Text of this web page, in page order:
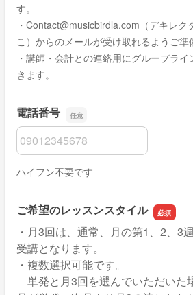
す。
・Contact@musicbirdla.com（デキレク
こ）からのメールが受け取れるようご準
・​講師・会計との連絡用にグループラ
きます。
電話番号
電話番号
ハイフン不要です
ご希望のレッスンスタイル
・月3回は、通常、月の第1、2、3
受講となります。
・複数選択可能です。
単発と月3回を選んでいただいた